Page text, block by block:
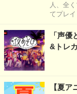
人、全
てプレイ
「声
&トレ
【夏ア